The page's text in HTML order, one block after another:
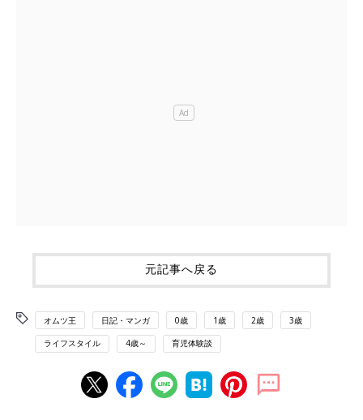
元記事へ戻る
オムツ王 日記・マンガ 0歳 1歳 2歳 3歳
ライフスタイル 4歳～ 育児体験談